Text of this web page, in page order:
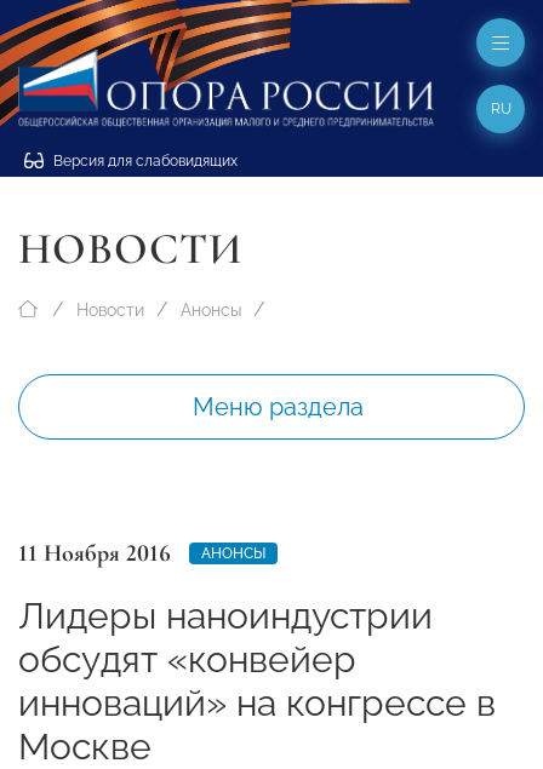
Версия для слабовидящих
RU
НОВОСТИ
Новости Анонсы
Меню раздела
11 Ноября 2016 АНОНСЫ
Лидеры наноиндустрии
обсудят «конвейер
инноваций» на конгрессе в
Москве